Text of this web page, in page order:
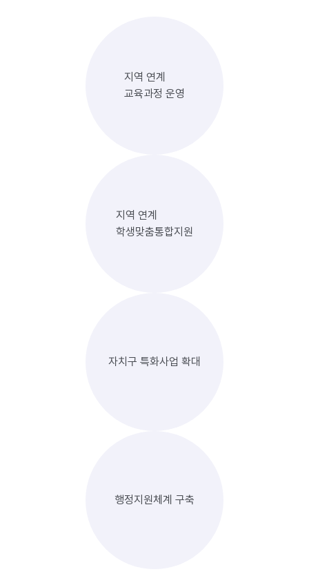
지역 연계
교육과정 운영
지역 연계
학생맞춤통합지원
자치구 특화사업 확대
행정지원체계 구축